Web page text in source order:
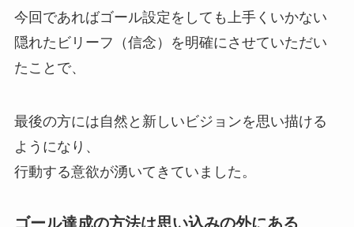
今回であればゴール設定をしても上手くいかない
隠れたビリーフ（信念）を明確にさせていただい
たことで、
最後の方には自然と新しいビジョンを思い描ける
ようになり、
行動する意欲が湧いてきていました。
ゴール達成の方法は思い込みの外にある